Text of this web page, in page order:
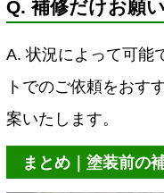
Q. 補修だけお願
A. 状況によって可能
トでのご依頼をおす
案いたします。
まとめ｜塗装前の